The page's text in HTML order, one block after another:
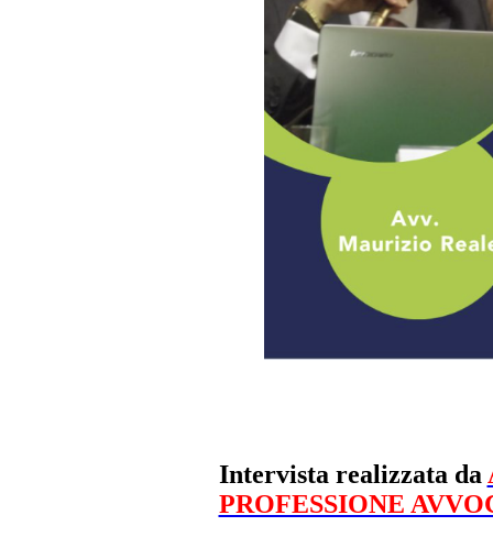
Intervista realizzata da
PROFESSIONE